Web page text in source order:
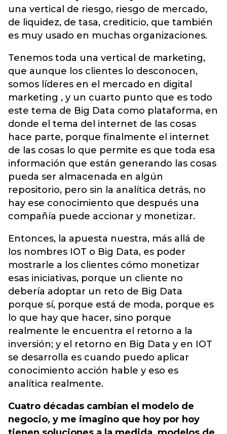
una vertical de riesgo, riesgo de mercado,
de liquidez, de tasa, crediticio, que también
es muy usado en muchas organizaciones.
Tenemos toda una vertical de marketing,
que aunque los clientes lo desconocen,
somos líderes en el mercado en digital
marketing , y un cuarto punto que es todo
este tema de Big Data como plataforma, en
donde el tema del internet de las cosas
hace parte, porque finalmente el internet
de las cosas lo que permite es que toda esa
información que están generando las cosas
pueda ser almacenada en algún
repositorio, pero sin la analítica detrás, no
hay ese conocimiento que después una
compañía puede accionar y monetizar.
Entonces, la apuesta nuestra, más allá de
los nombres IOT o Big Data, es poder
mostrarle a los clientes cómo monetizar
esas iniciativas, porque un cliente no
debería adoptar un reto de Big Data
porque sí, porque está de moda, porque es
lo que hay que hacer, sino porque
realmente le encuentra el retorno a la
inversión; y el retorno en Big Data y en IOT
se desarrolla es cuando puedo aplicar
conocimiento acción hable y eso es
analítica realmente.
Cuatro décadas cambian el modelo de
negocio, y me imagino que hoy por hoy